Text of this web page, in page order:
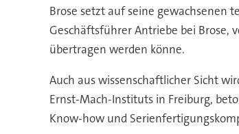
Brose setzt auf seine gewachsenen
Geschäftsführer Antriebe bei Brose,
übertragen werden könne.
Auch aus wissenschaftlicher Sicht
Ernst-Mach-Instituts in Freiburg,
Know-how und